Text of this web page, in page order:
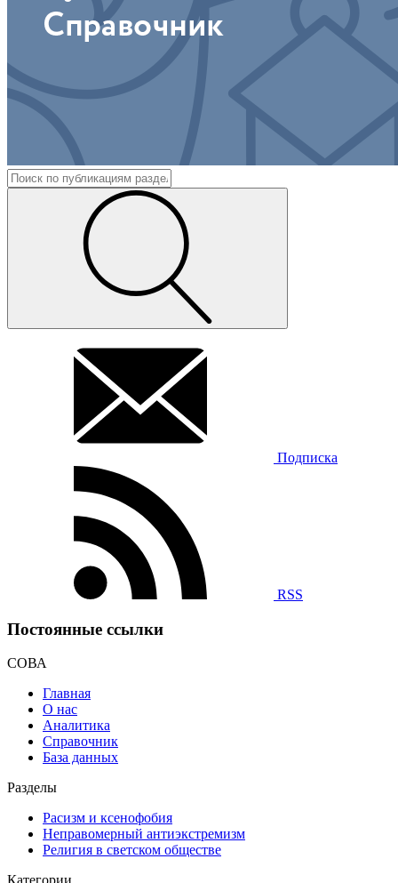
Подписка
RSS
Постоянные ссылки
СОВА
Главная
О нас
Аналитика
Справочник
База данных
Разделы
Расизм и ксенофобия
Неправомерный антиэкстремизм
Религия в светском обществе